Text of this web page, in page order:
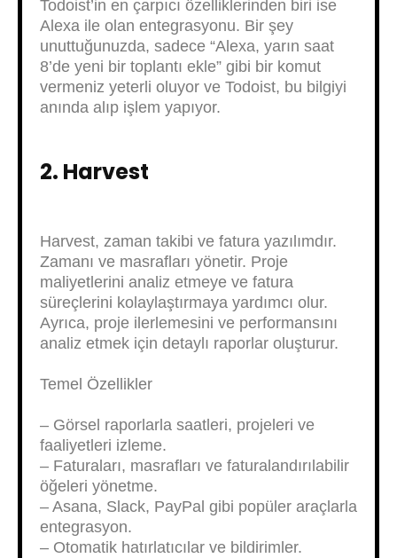
Todoist’in en çarpıcı özelliklerinden biri ise
Alexa ile olan entegrasyonu. Bir şey
unuttuğunuzda, sadece “Alexa, yarın saat
8’de yeni bir toplantı ekle” gibi bir komut
vermeniz yeterli oluyor ve Todoist, bu bilgiyi
anında alıp işlem yapıyor.
2. Harvest
Harvest, zaman takibi ve fatura yazılımdır.
Zamanı ve masrafları yönetir. Proje
maliyetlerini analiz etmeye ve fatura
süreçlerini kolaylaştırmaya yardımcı olur.
Ayrıca, proje ilerlemesini ve performansını
analiz etmek için detaylı raporlar oluşturur.
Temel Özellikler
– Görsel raporlarla saatleri, projeleri ve
faaliyetleri izleme.
– Faturaları, masrafları ve faturalandırılabilir
öğeleri yönetme.
– Asana, Slack, PayPal gibi popüler araçlarla
entegrasyon.
– Otomatik hatırlatıcılar ve bildirimler.